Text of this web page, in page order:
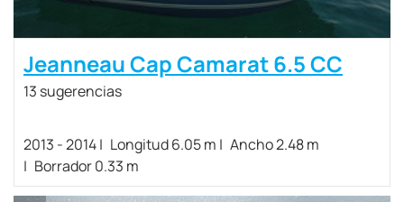
Jeanneau Cap Camarat 6.5 CC
13 sugerencias
2013 - 2014 Longitud 6.05 m
Ancho 2.48 m
Borrador 0.33 m